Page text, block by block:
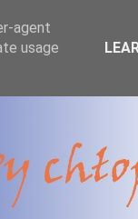
agent
usage